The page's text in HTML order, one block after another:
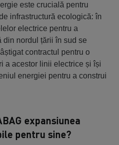
este crucială pentru
infrastructură ecologică: în
electrice pentru a
din nordul țării în sud se
contractul pentru o
a acestor linii electrice și își
energiei pentru a construi
expansiunea
pentru sine?